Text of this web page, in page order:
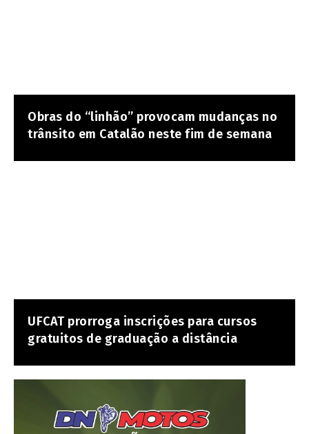
Obras do “linhão” provocam mudanças no
trânsito em Catalão neste fim de semana
UFCAT prorroga inscrições para cursos
gratuitos de graduação a distância